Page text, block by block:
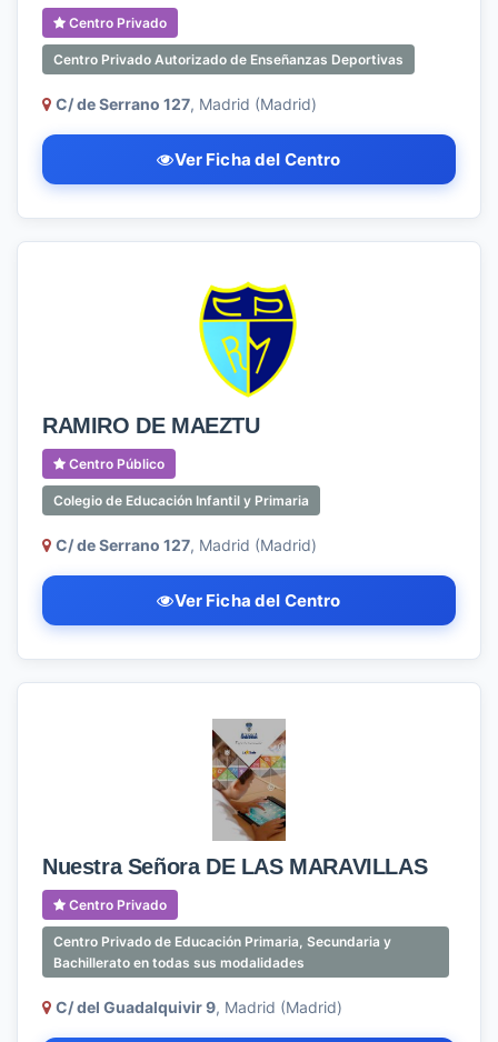
Centro Privado
Centro Privado Autorizado de Enseñanzas Deportivas
C/ de Serrano 127, Madrid (Madrid)
Ver Ficha del Centro
RAMIRO DE MAEZTU
Centro Público
Colegio de Educación Infantil y Primaria
C/ de Serrano 127, Madrid (Madrid)
Ver Ficha del Centro
Nuestra Señora DE LAS MARAVILLAS
Centro Privado
Centro Privado de Educación Primaria, Secundaria y
Bachillerato en todas sus modalidades
C/ del Guadalquivir 9, Madrid (Madrid)